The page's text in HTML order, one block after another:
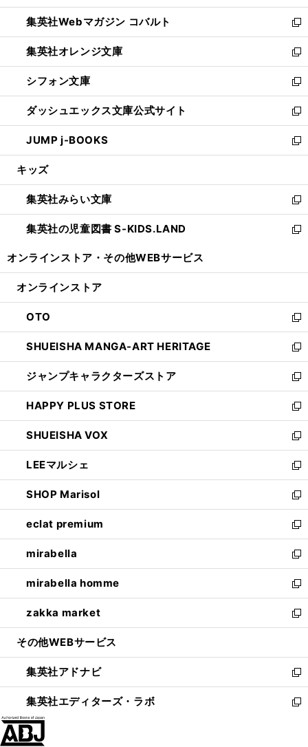
開
く
ウ
で
開
く
ン
ド
ウ
で
開
く
ウ
ィ
ン
ド
ウ
で
開
く
集英社Webマガジン コバルト
新
し
い
ウ
ィ
ン
ド
ウ
で
開
集英社オレンジ文庫
新
し
い
ウ
ィ
ン
ド
ウ
開
く
シフォン文庫
新
し
い
ウ
ィ
ン
ウ
で
開
く
ダッシュエックス文庫公式サイト
新
し
い
ウ
ン
ド
ウ
で
JUMP j-BOOKS
新
し
ウ
ィ
ン
ド
開
キッズ
集英社みらい文庫
新
し
い
ン
ウ
で
開
く
集英社の児童図書 S-KIDS.LAND
新
ウ
ン
ド
ウ
で
開
く
オンラインストア・ その他WEBサービス
オンラインストア
OTO
新
し
い
ウ
ィ
ン
ド
ウ
で
開
く
SHUEISHA MANGA-ART HERITAGE
新
し
い
ウ
ィ
ン
ド
ウ
で
開
く
ジャンプキャラクターズストア
新
し
い
ウ
ィ
ン
ド
ウ
で
開
く
HAPPY PLUS STORE
新
し
い
ウ
ィ
ン
ド
ウ
で
開
く
SHUEISHA VOX
新
し
い
ウ
ィ
ン
ド
ウ
で
開
く
LEEマルシェ
新
し
い
ウ
ィ
ン
ド
ウ
で
開
く
SHOP Marisol
新
し
い
ウ
ィ
ン
ド
ウ
で
開
eclat premium
新
し
い
ウ
ィ
ン
ド
ウ
開
く
mirabella
新
し
い
ウ
ィ
ン
ウ
で
開
く
mirabella homme
新
し
い
ウ
ン
ド
ウ
で
zakka market
新
し
ウ
ィ
ン
ド
その他WEBサービス
集英社アドナビ
新
し
い
集英社エディターズ・ラボ
新